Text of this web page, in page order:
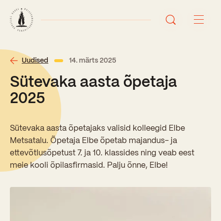
Avaleht
Uudised
Õppetöö
Koolist
Sisseastumisinfo
Uudised 14. märts 2025
Sütevaka aasta õpetaja
2025
Sütevaka aasta õpetajaks valisid kolleegid Elbe
Metsatalu. Õpetaja Elbe õpetab majandus- ja
ettevõtlusõpetust 7. ja 10. klassides ning veab eest
meie kooli õpilasfirmasid. Palju õnne, Elbe!